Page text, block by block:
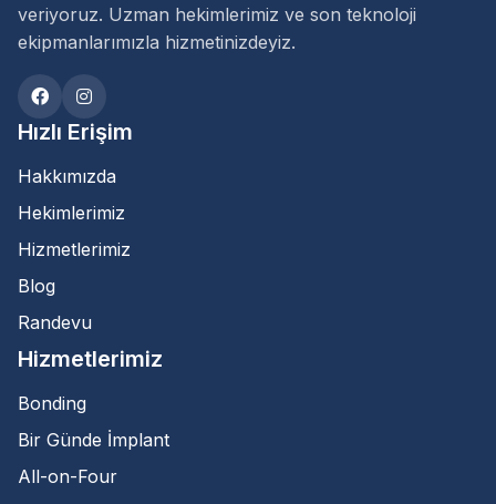
veriyoruz. Uzman hekimlerimiz ve son teknoloji
ekipmanlarımızla hizmetinizdeyiz.
Hızlı Erişim
Hakkımızda
Hekimlerimiz
Hizmetlerimiz
Blog
Randevu
Hizmetlerimiz
Bonding
Bir Günde İmplant
All-on-Four